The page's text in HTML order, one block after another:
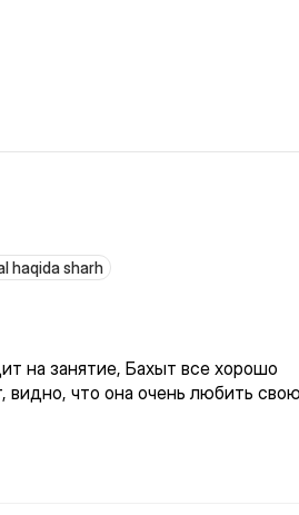
haqida sharh
на занятие, Бахыт все хорошо
видно, что она очень любить свою